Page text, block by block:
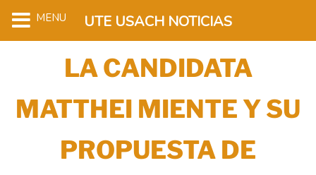
LA CANDIDATA
MATTHEI MIENTE Y SU
PROPUESTA DE
MENU UTE USACH NOTICIAS